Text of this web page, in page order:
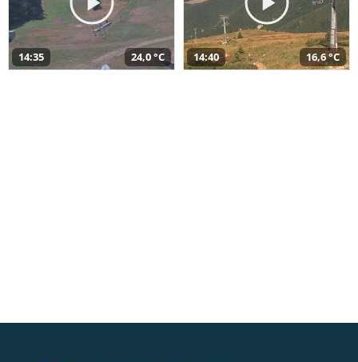
14:35 24,0 °C 14:40 16,6 °C